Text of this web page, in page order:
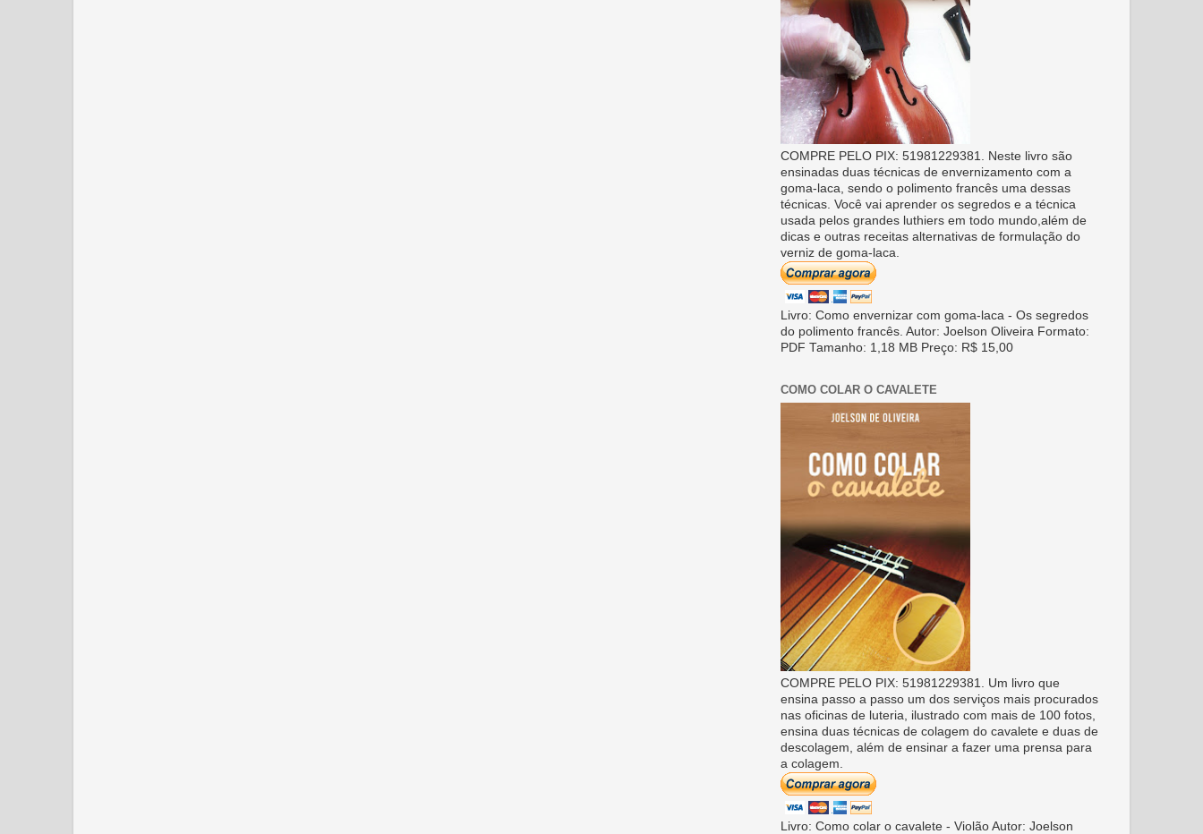
COMPRE PELO PIX: 51981229381. Neste livro são
ensinadas duas técnicas de envernizamento com a
goma-laca, sendo o polimento francês uma dessas
técnicas. Você vai aprender os segredos e a técnica
usada pelos grandes luthiers em todo mundo,além de
dicas e outras receitas alternativas de formulação do
verniz de goma-laca.
Livro: Como envernizar com goma-laca - Os segredos
do polimento francês. Autor: Joelson Oliveira Formato:
PDF Tamanho: 1,18 MB Preço: R$ 15,00
COMO COLAR O CAVALETE
COMPRE PELO PIX: 51981229381. Um livro que
ensina passo a passo um dos serviços mais procurados
nas oficinas de luteria, ilustrado com mais de 100 fotos,
ensina duas técnicas de colagem do cavalete e duas de
descolagem, além de ensinar a fazer uma prensa para
a colagem.
Livro: Como colar o cavalete - Violão Autor: Joelson